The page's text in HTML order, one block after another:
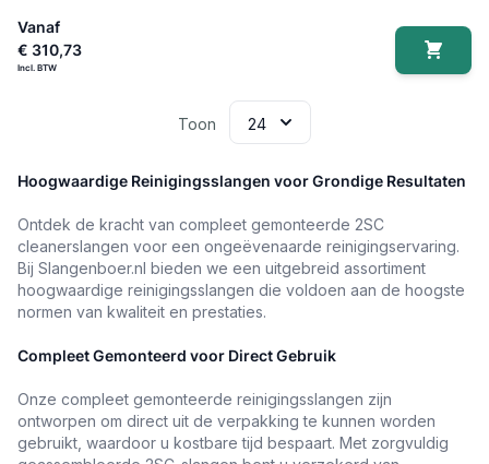
Vanaf
€ 310,73
Toon
Hoogwaardige Reinigingsslangen voor Grondige Resultaten
Ontdek de kracht van compleet gemonteerde 2SC
cleanerslangen voor een ongeëvenaarde reinigingservaring.
Bij Slangenboer.nl bieden we een uitgebreid assortiment
hoogwaardige reinigingsslangen die voldoen aan de hoogste
normen van kwaliteit en prestaties.
Compleet Gemonteerd voor Direct Gebruik
Onze compleet gemonteerde reinigingsslangen zijn
ontworpen om direct uit de verpakking te kunnen worden
gebruikt, waardoor u kostbare tijd bespaart. Met zorgvuldig